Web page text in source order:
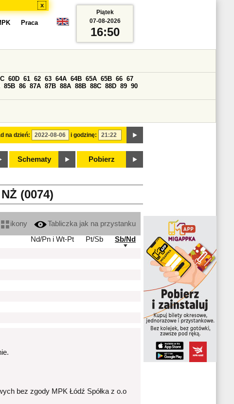
x
Praca
na dzień: i godzinę:
60D 61 62 63 64A 64B 65A 65B 66 67
85B 86 87A 87B 88A 88B 88C 88D 89 90
Schematy Pobierz
Piątek
07-08-2026
16:50
(0074)
ikony
Tabliczka jak na przystanku
Nd/Pn i Wt-Pt
Pt/Sb
Sb/Nd
bez zgody MPK Łódź Spółka z o.o